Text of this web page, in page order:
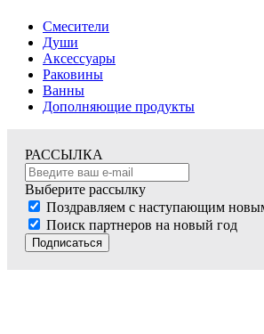
Смесители
Души
Аксессуары
Раковины
Ванны
Дополняющие продукты
РАССЫЛКА
Выберите рассылку
Поздравляем с наступающим
Поиск партнеров на новый год
Подписаться